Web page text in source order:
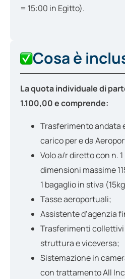
= 15:00 in Egitto).
Cosa è
La quota individuale di
1.100,00 ecomprende:
Trasferimento andata
carico per e da
Volo a/r diretto con n.
dimensioni massime
1 bagaglio in stiva
Tasse aeroportuali;
Assistente d’agenzia
Trasferimenti collettivi
struttura e viceversa;
Sistemazione in
con trattamento All